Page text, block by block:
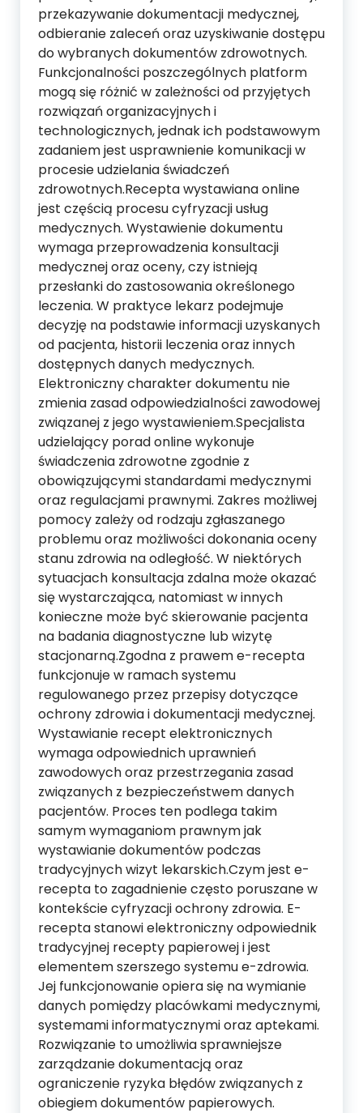
przekazywanie dokumentacji medycznej,
odbieranie zaleceń oraz uzyskiwanie dostępu
do wybranych dokumentów zdrowotnych.
Funkcjonalności poszczególnych platform
mogą się różnić w zależności od przyjętych
rozwiązań organizacyjnych i
technologicznych, jednak ich podstawowym
zadaniem jest usprawnienie komunikacji w
procesie udzielania świadczeń
zdrowotnych.Recepta wystawiana online
jest częścią procesu cyfryzacji usług
medycznych. Wystawienie dokumentu
wymaga przeprowadzenia konsultacji
medycznej oraz oceny, czy istnieją
przesłanki do zastosowania określonego
leczenia. W praktyce lekarz podejmuje
decyzję na podstawie informacji uzyskanych
od pacjenta, historii leczenia oraz innych
dostępnych danych medycznych.
Elektroniczny charakter dokumentu nie
zmienia zasad odpowiedzialności zawodowej
związanej z jego wystawieniem.Specjalista
udzielający porad online wykonuje
świadczenia zdrowotne zgodnie z
obowiązującymi standardami medycznymi
oraz regulacjami prawnymi. Zakres możliwej
pomocy zależy od rodzaju zgłaszanego
problemu oraz możliwości dokonania oceny
stanu zdrowia na odległość. W niektórych
sytuacjach konsultacja zdalna może okazać
się wystarczająca, natomiast w innych
konieczne może być skierowanie pacjenta
na badania diagnostyczne lub wizytę
stacjonarną.Zgodna z prawem e-recepta
funkcjonuje w ramach systemu
regulowanego przez przepisy dotyczące
ochrony zdrowia i dokumentacji medycznej.
Wystawianie recept elektronicznych
wymaga odpowiednich uprawnień
zawodowych oraz przestrzegania zasad
związanych z bezpieczeństwem danych
pacjentów. Proces ten podlega takim
samym wymaganiom prawnym jak
wystawianie dokumentów podczas
tradycyjnych wizyt lekarskich.Czym jest e-
recepta to zagadnienie często poruszane w
kontekście cyfryzacji ochrony zdrowia. E-
recepta stanowi elektroniczny odpowiednik
tradycyjnej recepty papierowej i jest
elementem szerszego systemu e-zdrowia.
Jej funkcjonowanie opiera się na wymianie
danych pomiędzy placówkami medycznymi,
systemami informatycznymi oraz aptekami.
Rozwiązanie to umożliwia sprawniejsze
zarządzanie dokumentacją oraz
ograniczenie ryzyka błędów związanych z
obiegiem dokumentów papierowych.